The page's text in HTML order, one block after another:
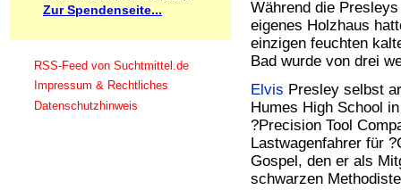
Während die
eigenes Holzhaus
einzigen feuchten
Bad wurde von drei
Elvis Presley selbst
Humes High School
?Precision Tool
Lastwagenfahrer für
Gospel, den er als
schwarzen
Spice
Arbeitssucht
Co-Abhängigkeit
Computersucht
Zur Spendenseite...
RSS-Feed von Suchtmittel.de
Impressum & Rechtliches
Datenschutzhinweis